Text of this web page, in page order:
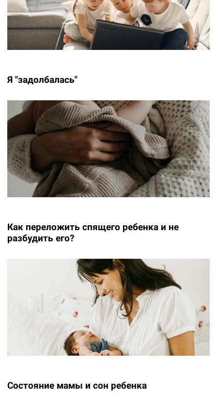
Я "задолбалась"
Как переложить спящего ребенка и не
разбудить его?
Состояние мамы и сон ребенка